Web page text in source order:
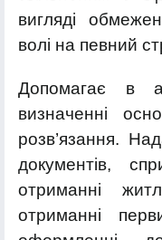
вигляді
волі на певний
Допомагає в
визначенні
розв’язання.
документів,
отриманні
отриманні